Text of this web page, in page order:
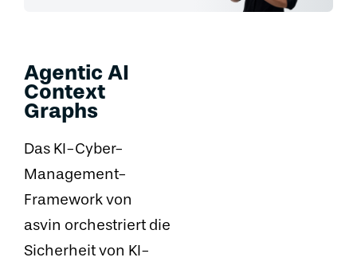
Agentic AI
Context
Graphs
Das KI-Cyber-
Management-
Framework von
asvin orchestriert die
Sicherheit von KI-